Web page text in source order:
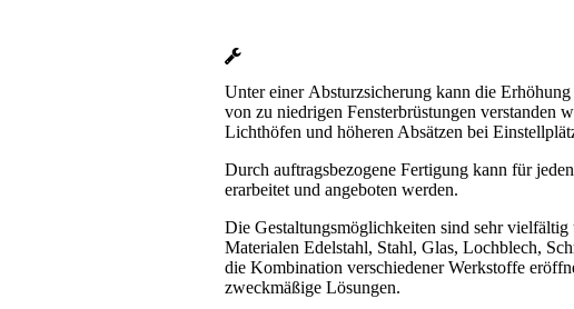
Unter einer Absturzsicherung kann die
von zu niedrigen Fensterbrüstungen verstanden
Lichthöfen und höheren Absätzen bei
Durch auftragsbezogene Fertigung kann für
erarbeitet und angeboten werden.
Die Gestaltungsmöglichkeiten sind sehr
Materialen Edelstahl, Stahl, Glas, Lochblech,
die Kombination verschiedener Werkstoffe
zweckmäßige Lösungen.